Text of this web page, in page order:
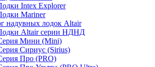
Intex Explorer
Mariner
надувных лодок Altair
Altair серии НДНД
Мини (Mini)
Сириус (Sirius)
Про (PRO)